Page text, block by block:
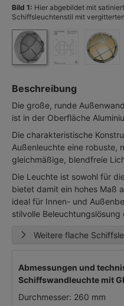
Bild 1: Hier abgebildet mit
Schiffsleuchtenstil mit
Beschreibung
Die große, runde
ist in der Oberfläche
Die charakteristische
Außenleuchte eine robuste,
gleichmäßige, blendfreie
Die Leuchte ist sowohl für
bietet damit ein hohes Maß
ideal für Innen- und
stilvolle
Weitere flache
Abmessungen und
Schiffswandleuchte mit
Durchmesser: 260 mm